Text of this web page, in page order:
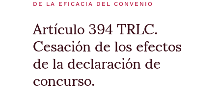
DE LA EFICACIA DEL CONVENIO
Artículo 394 TRLC.
Cesación de los efectos
de la declaración de
concurso.